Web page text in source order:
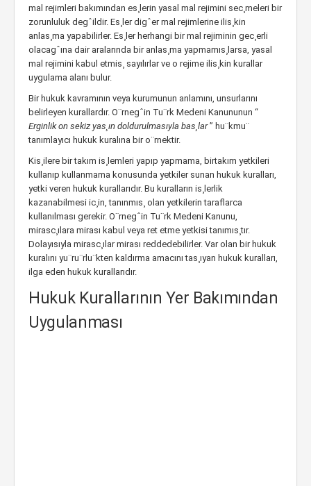
mal rejimleri bakımından es¸lerin yasal mal rejimini sec¸meleri bir
zorunluluk degˆildir. Es¸ler digˆer mal rejimlerine ilis¸kin
anlas¸ma yapabilirler. Es¸ler herhangi bir mal rejiminin gec¸erli
olacagˆına dair aralarında bir anlas¸ma yapmamıs¸larsa, yasal
mal rejimini kabul etmis¸ sayılırlar ve o rejime ilis¸kin kurallar
uygulama alanı bulur.
Bir hukuk kavramının veya kurumunun anlamını, unsurlarını
belirleyen kurallardır. O¨rnegˆin Tu¨rk Medeni Kanununun “
Erginlik on sekiz yas¸ın doldurulmasıyla bas¸lar” hu¨kmu¨
tanımlayıcı hukuk kuralına bir o¨rnektir.
Kis¸ilere bir takım is¸lemleri yapıp yapmama, birtakım yetkileri
kullanıp kullanmama konusunda yetkiler sunan hukuk kuralları,
yetki veren hukuk kurallarıdır. Bu kuralların is¸lerlik
kazanabilmesi ic¸in, tanınmıs¸ olan yetkilerin taraflarca
kullanılması gerekir. O¨rnegˆin Tu¨rk Medeni Kanunu,
mirasc¸ılara mirası kabul veya ret etme yetkisi tanımıs¸tır.
Dolayısıyla mirasc¸ılar mirası reddedebilirler. Var olan bir hukuk
kuralını yu¨ru¨rlu¨kten kaldırma amacını tas¸ıyan hukuk kuralları,
ilga eden hukuk kurallarıdır.
Hukuk Kurallarının Yer Bakımından
Uygulanması